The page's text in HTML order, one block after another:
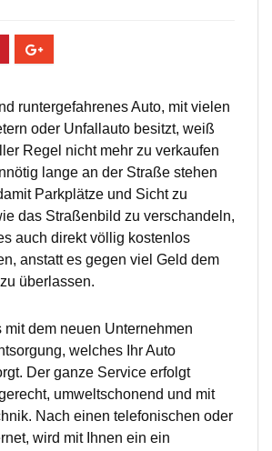
runtergefahrenes Auto, mit vielen
oder Unfallauto besitzt, weiß
Regel nicht mehr zu verkaufen
lange an der Straße stehen
Parkplätze und Sicht zu
das Straßenbild zu verschandeln,
auch direkt völlig kostenlos
anstatt es gegen viel Geld dem
überlassen.
mit dem neuen Unternehmen
welches Ihr Auto
Der ganze Service erfolgt
umweltschonend und mit
Nach einen telefonischen oder
wird mit Ihnen ein ein